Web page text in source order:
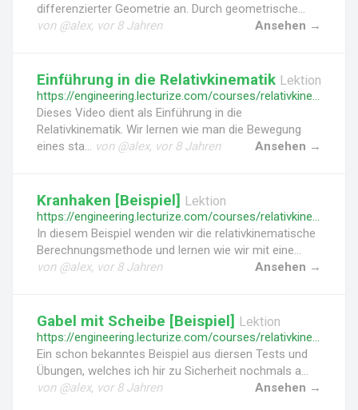
differenzierter Geometrie an. Durch geometrische...
von @alex, vor 8 Jahren
Ansehen →
Einführung in die Relativkinematik Lektion
https://engineering.lecturize.com/courses/relativkinematik-kinematik-des-starren-koerpers/lessons/einfuehrung-in-die-relativkinematik
Dieses Video dient als Einführung in die
Relativkinematik. Wir lernen wie man die Bewegung
eines sta... von @alex, vor 8 Jahren Ansehen →
Kranhaken [Beispiel] Lektion
https://engineering.lecturize.com/courses/relativkinematik-kinematik-des-starren-koerpers/lessons/kranhaken
In diesem Beispiel wenden wir die relativkinematische
Berechnungsmethode und lernen wie wir mit eine...
von @alex, vor 8 Jahren
Ansehen →
Gabel mit Scheibe [Beispiel] Lektion
https://engineering.lecturize.com/courses/relativkinematik-kinematik-des-starren-koerpers/lessons/gabel-mit-scheibe
Ein schon bekanntes Beispiel aus diersen Tests und
Übungen, welches ich hir zu Sicherheit nochmals a...
von @alex, vor 8 Jahren
Ansehen →